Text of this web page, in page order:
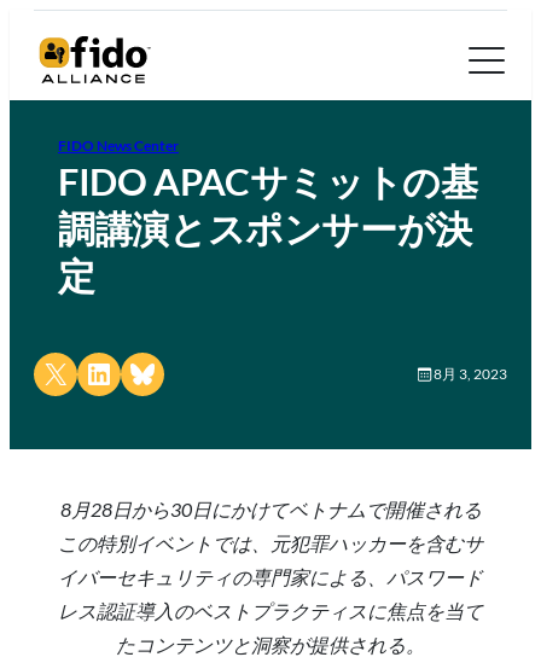
FIDO News Center
FIDO APACサミットの基
調講演とスポンサーが決
定
Share on X Share on LinkedIn
Share on Bluesky 8月 3, 2023
8月28日から30日にかけてベトナムで開催される
この特別イベントでは、元犯罪ハッカーを含むサ
イバーセキュリティの専門家による、パスワード
レス認証導入のベストプラクティスに焦点を当て
たコンテンツと洞察が提供される。